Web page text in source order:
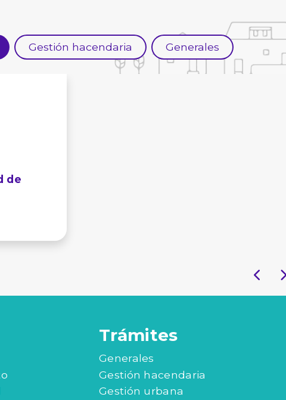
Gestión hacendaria Generales
de
Trámites
Generales
Gestión hacendaria
Gestión urbana